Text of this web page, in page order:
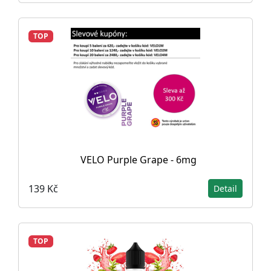
TOP
VELO Purple Grape - 6mg
139 Kč Detail
TOP